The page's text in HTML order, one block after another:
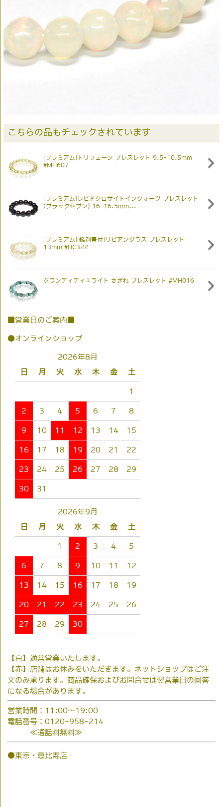
こちらの品もチェックされています
[プレミアム]トリフェーン ブレスレット 9.5-10.5mm
#MH607
[プレミアム]レピドクロサイトインクォーツ ブレスレット
(ブラックセブン) 16-16.5mm...
[プレミアム][鑑別書付]リビアングラス ブレスレット
13mm #HC322
グランディディエライト さざれ ブレスレット #MH016
■営業日のご案内■
●オンラインショップ
2026年8月
日
月 火 水 木 金 土
1
2 3 4 5 6 7 8
9 10 11 12 13 14 15
16 17 18 19 20 21 22
23 24 25 26 27 28 29
30 31
2026年9月
日
月 火 水 木 金 土
1 2 3 4 5
6 7 8 9 10 11 12
13 14 15 16 17 18 19
20 21 22 23 24 25 26
27 28 29 30
【白】通常営業いたします。
【赤】店舗はお休みをいただきます。ネットショップはご注
文のみ承ります。商品確保およびお問合せは翌営業日の回答
になる場合があります。
営業時間：11:00～19:00
電話番号：0120-958-214
≪通話料無料≫
●東京・恵比寿店